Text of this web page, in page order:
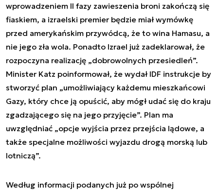
wprowadzeniem II fazy zawieszenia broni zakończą się
fiaskiem, a izraelski premier będzie miał wymówkę
przed amerykańskim przywódcą, że to wina Hamasu, a
nie jego zła wola. Ponadto Izrael już zadeklarował, że
rozpoczyna realizację „dobrowolnych przesiedleń”.
Minister Katz poinformował, że wydał IDF instrukcje by
stworzyć plan „umożliwiający każdemu mieszkańcowi
Gazy, który chce ją opuścić, aby mógł udać się do kraju
zgadzającego się na jego przyjęcie”. Plan ma
uwzględniać „opcje wyjścia przez przejścia lądowe, a
także specjalne możliwości wyjazdu drogą morską lub
lotniczą”.
Według informacji podanych już po wspólnej